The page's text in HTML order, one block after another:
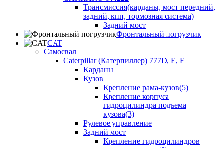
Трансмиссия(карданы, мост передний,
задний, кпп, тормозная система)
Задний мост
Фронтальный погрузчик
CAT
Самосвал
Caterpillar (Катерпиллер) 777D, E, F
Карданы
Кузов
Крепление рама-кузов(5)
Крепление корпуса
гидроцилиндра подъема
кузова(3)
Рулевое управление
Задний мост
Крепление гидроцилиндров